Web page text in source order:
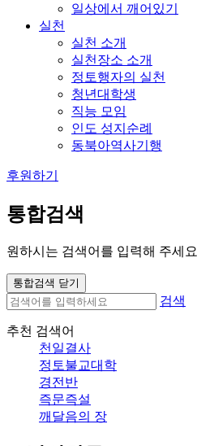
일상에서 깨어있기
실천
실천 소개
실천장소 소개
정토행자의 실천
청년대학생
직능 모임
인도 성지순례
동북아역사기행
후원하기
통합검색
원하시는 검색어를 입력해 주세요
통합검색 닫기
검색
추천 검색어
천일결사
정토불교대학
경전반
즉문즉설
깨달음의 장